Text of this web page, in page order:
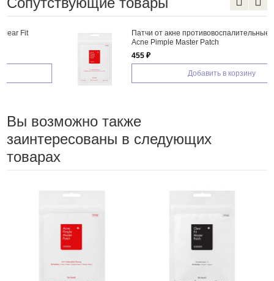
Патчи от акне противовоспалительные COSRX
Acne Pimple Master Patch
455 ₽
Добавить в корзину
Вы возможно также
заинтересованы в следующих
товарах